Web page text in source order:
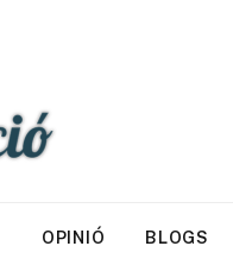
OPINIÓ BLOGS